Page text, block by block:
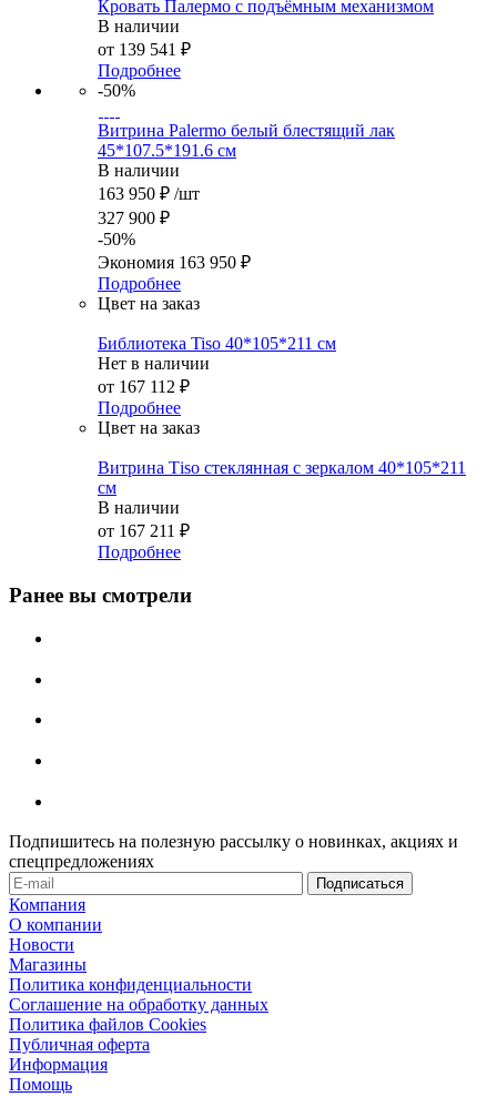
Кровать Палермо с подъёмным механизмом
В наличии
от 139 541 ₽
Подробнее
-50%
Витрина Palermo белый блестящий лак
45*107.5*191.6 см
В наличии
163 950 ₽ /шт
327 900 ₽
-50%
Экономия 163 950 ₽
Подробнее
Цвет на заказ
Библиотека Tiso 40*105*211 см
Нет в наличии
от 167 112 ₽
Подробнее
Цвет на заказ
Витрина Тiso стеклянная с зеркалом 40*105*211
см
В наличии
от 167 211 ₽
Подробнее
Ранее вы смотрели
Подпишитесь на полезную рассылку о новинках, акциях и
спецпредложениях
Компания
О компании
Новости
Магазины
Политика конфиденциальности
Соглашение на обработку данных
Политика файлов Cookies
Публичная оферта
Информация
Помощь